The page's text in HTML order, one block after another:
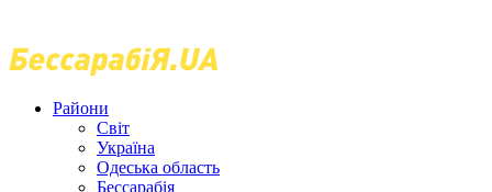
Райони
Світ
Україна
Одеська область
Бессарабія